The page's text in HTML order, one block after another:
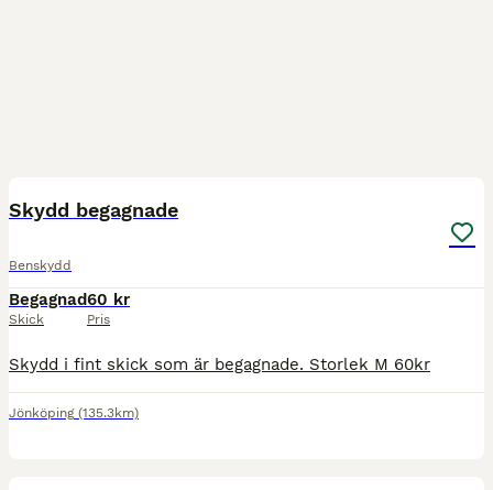
Skydd begagnade
Benskydd
Begagnad
Skick
60 kr
Pris
Skydd i fint skick som är begagnade. Storlek M 60kr
Jönköping (135.3km)